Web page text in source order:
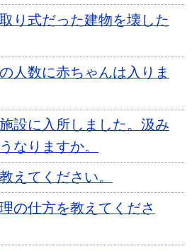
り式だった建物を壊した
人数に赤ちゃんは入りま
設に入所しました。汲み
なりますか。
えてください。
の仕方を教えてくださ